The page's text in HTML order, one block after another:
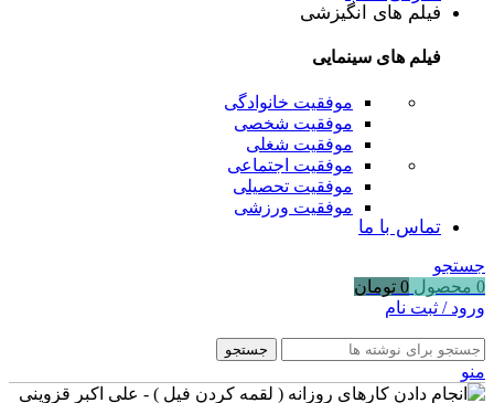
فیلم های انگیزشی
فیلم های سینمایی
موفقیت خانوادگی
موفقیت شخصی
موفقیت شغلی
موفقیت اجتماعی
موفقیت تحصیلی
موفقیت ورزشی
تماس با ما
جستجو
0 محصول 0 تومان
ورود / ثبت نام
جستجو
منو